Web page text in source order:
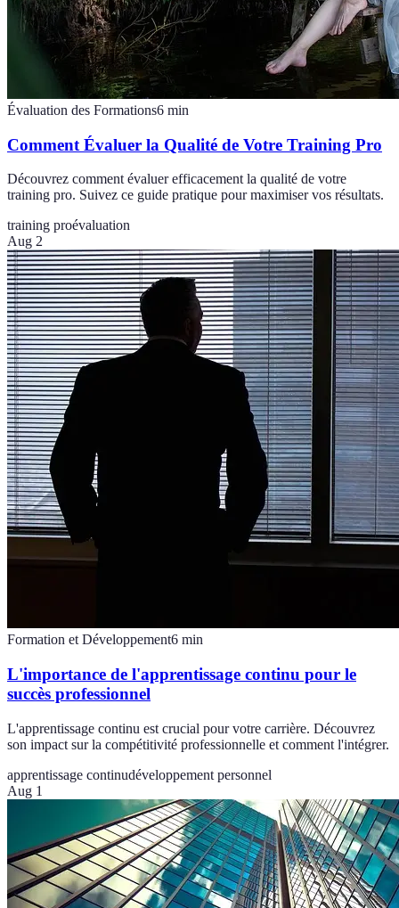
Évaluation des Formations6 min
Comment Évaluer la Qualité de Votre Training Pro
Découvrez comment évaluer efficacement la qualité de votre
training pro. Suivez ce guide pratique pour maximiser vos résultats.
training proévaluation
Aug 2
Formation et Développement6 min
L'importance de l'apprentissage continu pour le
succès professionnel
L'apprentissage continu est crucial pour votre carrière. Découvrez
son impact sur la compétitivité professionnelle et comment l'intégrer.
apprentissage continudéveloppement personnel
Aug 1